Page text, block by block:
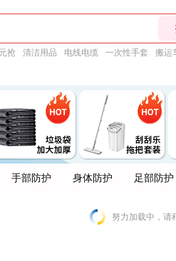
抢 清洁用品 电线电缆 一次性手套 搬运
手部防护 身体防护 足部防护
努力加载中，请